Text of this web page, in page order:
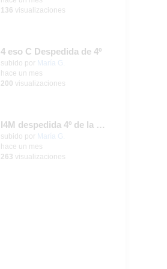
136 visualizaciones
4 eso C Despedida de 4º
Contenido educativo.
subido por María G.
hace un mes
200 visualizaciones
I4M despedida 4º de la ESO
subido por María G.
hace un mes
263 visualizaciones